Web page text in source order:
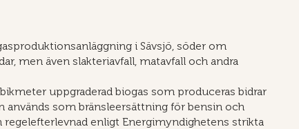
i Sävsjö, söder om
men även slakteriavfall, matavfall och andra
uppgraderad biogas som produceras bidrar
används som bränsleersättning för bensin och
enligt Energimyndighetens strikta